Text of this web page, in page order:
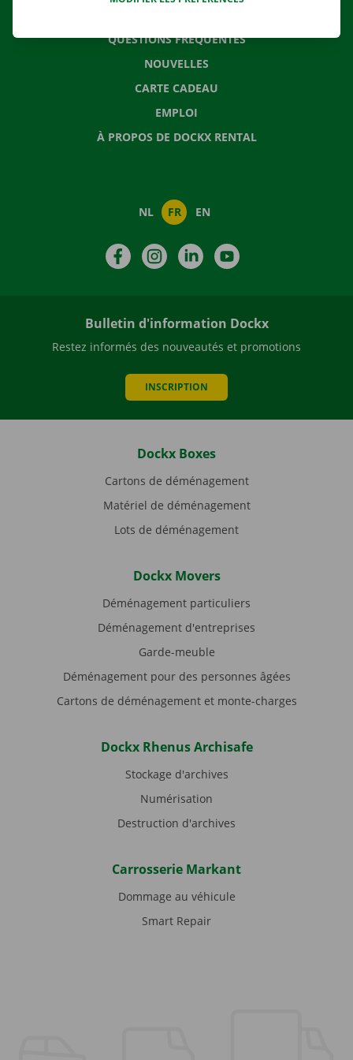
QUESTIONS FRÉQUENTES
NOUVELLES
CARTE CADEAU
EMPLOI
À PROPOS DE DOCKX RENTAL
NL FR EN
FacebookInstagramLinkedIn
Bulletin d'information Dockx
Restez informés des nouveautés et promotions
INSCRIPTION
Dockx Boxes
Cartons de déménagement
Matériel de déménagement
Lots de déménagement
Dockx Movers
Déménagement particuliers
Déménagement d'entreprises
Garde-meuble
Déménagement pour des personnes âgées
Cartons de déménagement et monte-charges
Dockx Rhenus Archisafe
Stockage d'archives
Numérisation
Destruction d'archives
Carrosserie Markant
Dommage au véhicule
Smart Repair